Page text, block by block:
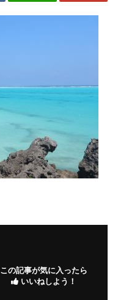
この記事が気に入ったら
いいねしよう！